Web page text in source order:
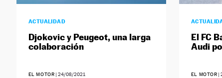
ACTUALIDAD
Djokovic y Peugeot, una larga
colaboración
EL MOTOR |24/08/2021
El FC
Audi
EL MOTOR |